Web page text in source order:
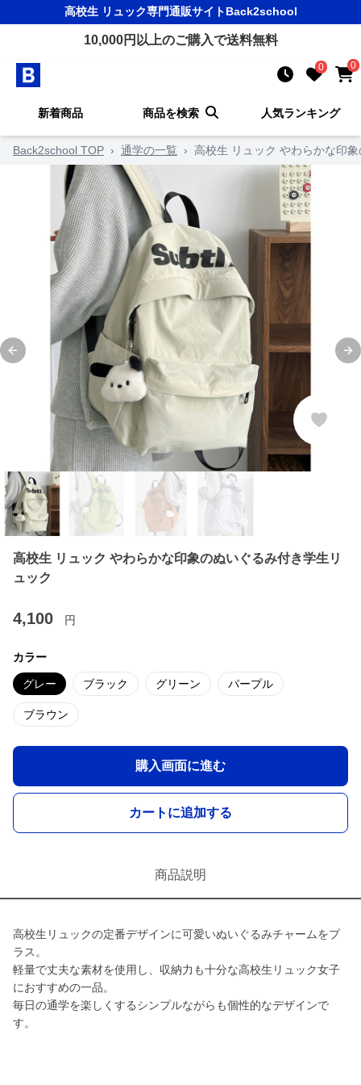
高校生 リュック専門通販サイトBack2school
10,000円以上のご購入で送料無料
0 0
新着商品 商品を検索 人気ランキング
Back2school TOP › 通学の一覧 › 高校生 リュック やわらかな印
Previous slide
高校生 リュック やわらかな印象のぬいぐるみ付き学生リ
ュック
4,100 円
カラー
グレー ブラック グリーン パープル
ブラウン
購入画面に進む
カートに追加する
商品説明
高校生リュックの定番デザインに可愛いぬいぐるみチャームをプ
ラス。
軽量で丈夫な素材を使用し、収納力も十分な高校生リュック女子
におすすめの一品。
毎日の通学を楽しくするシンプルながらも個性的なデザインで
す。